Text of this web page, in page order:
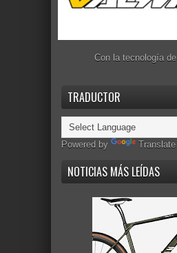
Con la tecnología de
TRADUCTOR
Powered by Translate
NOTICIAS MÁS LEÍDAS